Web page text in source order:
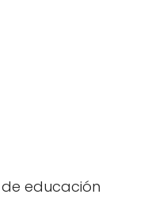
educación